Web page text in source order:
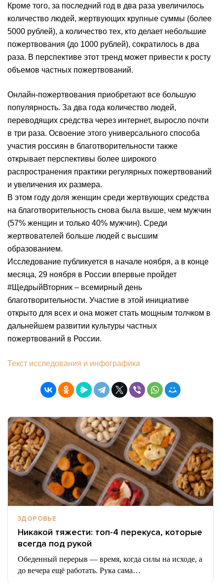
Кроме того, за последний год в два раза увеличилось
количество людей, жертвующих крупные суммы (более
5000 рублей), а количество тех, кто делает небольшие
пожертвования (до 1000 рублей), сократилось в два
раза. В перспективе этот тренд может привести к росту
объемов частных пожертвований.
Онлайн-пожертвования приобретают все большую
популярность. За два года количество людей,
переводящих средства через интернет, выросло почти
в три раза. Освоение этого универсального способа
участия россиян в благотворительности также
открывает перспективы более широкого
распространения практики регулярных пожертвований
и увеличения их размера.
В этом году доля женщин среди жертвующих средства
на благотворительность снова была выше, чем мужчин
(57% женщин и только 40% мужчин). Среди
жертвователей больше людей с высшим
образованием.
Исследование публикуется в начале ноября, а в конце
месяца, 29 ноября в России впервые пройдет
#ЩедрыйВторник – всемирный день
благотворительности. Участие в этой инициативе
открыто для всех и она может стать мощным толчком в
дальнейшем развитии культуры частных
пожертвований в России.
Текст исследования и инфографика
ЗДОРОВЬЕ
Никакой тяжести: топ-4 перекуса, которые
всегда под рукой
Обеденный перерыв — время, когда силы на исходе, а
до вечера ещё работать. Рука сама…